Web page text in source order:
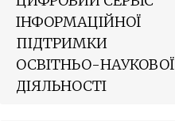
ІНФОРМАЦІЙНОЇ
ПІДТРИМКИ
ОСВІТНЬО-НАУКОВОЇ
ДІЯЛЬНОСТІ